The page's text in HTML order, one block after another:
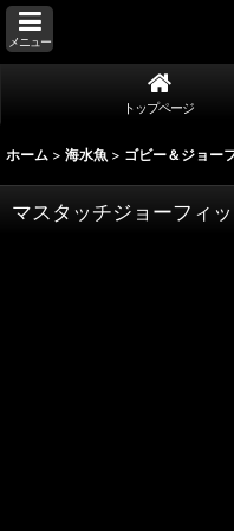
メニュー
トップページ
ホーム > 海水魚 > ゴビー＆ジョー
マスタッチジョーフィッ